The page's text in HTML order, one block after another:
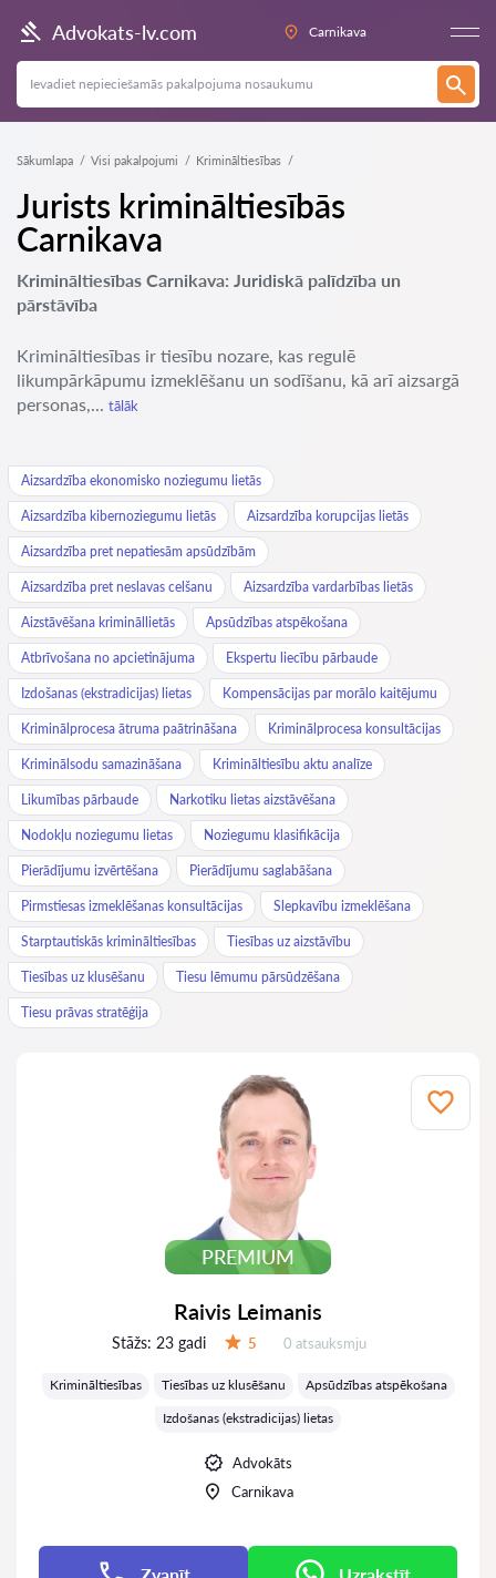
Advokats-lv.com Carnikava
Sākumlapa Visi pakalpojumi Krimināltiesības
Jurists krimināltiesībās
Carnikava
Krimināltiesības Carnikava: Juridiskā palīdzība un
pārstāvība
Krimināltiesības ir tiesību nozare, kas regulē
likumpārkāpumu izmeklēšanu un sodīšanu, kā arī aizsargā
personas,... tālāk
Aizsardzība ekonomisko noziegumu lietās
Aizsardzība kibernoziegumu lietās Aizsardzība korupcijas lietās
Aizsardzība pret nepatiesām apsūdzībām
Aizsardzība pret neslavas celšanu Aizsardzība vardarbības lietās
Aizstāvēšana krimināllietās Apsūdzības atspēkošana
Atbrīvošana no apcietinājuma Ekspertu liecību pārbaude
Izdošanas (ekstradicijas) lietas Kompensācijas par morālo kaitējumu
Kriminālprocesa ātruma paātrināšana Kriminālprocesa konsultācijas
Kriminālsodu samazināšana Krimināltiesību aktu analīze
Likumības pārbaude Narkotiku lietas aizstāvēšana
Nodokļu noziegumu lietas Noziegumu klasifikācija
Pierādījumu izvērtēšana Pierādījumu saglabāšana
Pirmstiesas izmeklēšanas konsultācijas Slepkavību izmeklēšana
Starptautiskās krimināltiesības Tiesības uz aizstāvību
Tiesības uz klusēšanu Tiesu lēmumu pārsūdzēšana
Tiesu prāvas stratēģija
PREMIUM
Raivis Leimanis
Stāžs: 23 gadi 5 Atsauksmes:
0 atsauksmju
Krimināltiesības Tiesības uz klusēšanu
Apsūdzības atspēkošana
Izdošanas (ekstradicijas) lietas
Advokāts
Carnikava
Zvanīt Uzrakstīt